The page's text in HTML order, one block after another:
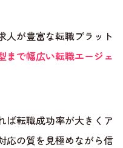
人が豊富な転職プラット
まで幅広い転職エージェ
ば転職成功率が大きくア
応の質を見極めながら信